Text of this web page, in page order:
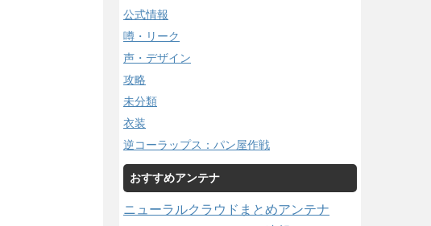
公式情報
噂・リーク
声・デザイン
攻略
未分類
衣装
逆コーラップス：パン屋作戦
おすすめアンテナ
ニューラルクラウドまとめアンテナ